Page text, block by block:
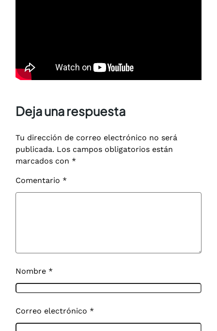
Deja una respuesta
Tu dirección de correo electrónico no será
publicada. Los campos obligatorios están
marcados con *
Comentario *
Nombre *
Correo electrónico *